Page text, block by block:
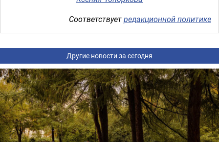
Соответствуетредакционной политике
Другие новости за сегодня